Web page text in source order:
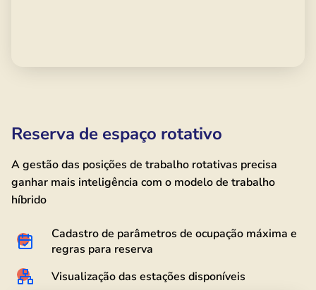
Reserva de espaço rotativo
A gestão das posições de trabalho rotativas precisa
ganhar mais inteligência com o modelo de trabalho
híbrido
Cadastro de parâmetros de ocupação máxima e
regras para reserva
Visualização das estações disponíveis